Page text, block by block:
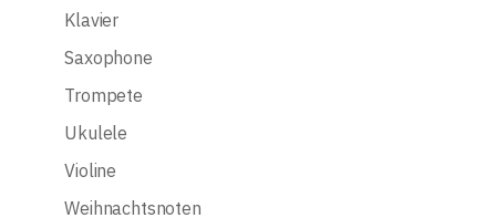
Klavier
Saxophone
Trompete
Ukulele
Violine
Weihnachtsnoten